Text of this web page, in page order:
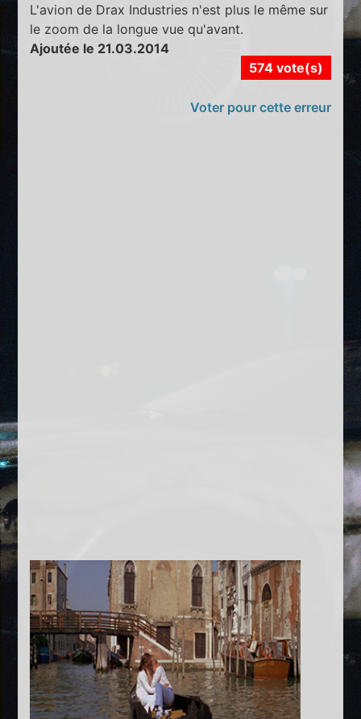
L'avion de Drax Industries n'est plus le même sur
le zoom de la longue vue qu'avant.
Ajoutée le 21.03.2014
574 vote(s)
Voter pour cette erreur